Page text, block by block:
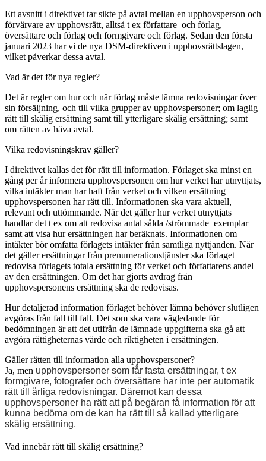
Ett avsnitt i direktivet tar sikte på avtal mellan en upphovsperson och
förvärvare av upphovsrätt, alltså t ex författare och förlag,
översättare och förlag och formgivare och förlag. Sedan den första
januari 2023 har vi de nya DSM-direktiven i upphovsrättslagen,
vilket påverkar dessa avtal.
Vad är det för nya regler?
Det är regler om hur och när förlag måste lämna redovisningar över
sin försäljning, och till vilka grupper av upphovspersoner; om laglig
rätt till skälig ersättning samt till ytterligare skälig ersättning; samt
om rätten av häva avtal.
Vilka redovisningskrav gäller?
I direktivet kallas det för rätt till information. Förlaget ska minst en
gång per år informera upphovspersonen om hur verket har utnyttjats,
vilka intäkter man har haft från verket och vilken ersättning
upphovspersonen har rätt till. Informationen ska vara aktuell,
relevant och uttömmande. När det gäller hur verket utnyttjats
handlar det t ex om att redovisa antal sålda /strömmade exemplar
samt att visa hur ersättningen har beräknats. Informationen om
intäkter bör omfatta förlagets intäkter från samtliga nyttjanden. När
det gäller ersättningar från prenumerationstjänster ska förlaget
redovisa förlagets totala ersättning för verket och författarens andel
av den ersättningen. Om det har gjorts avdrag från
upphovspersonens ersättning ska de redovisas.
Hur detaljerad information förlaget behöver lämna behöver slutligen
avgöras från fall till fall. Det som ska vara vägledande för
bedömningen är att det utifrån de lämnade uppgifterna ska gå att
avgöra rättigheternas värde och riktigheten i ersättningen.
Gäller rätten till information alla upphovspersoner?
Ja, men upphovspersoner som får fasta ersättningar, t ex
formgivare, fotografer och översättare har inte per automatik
rätt till årliga redovisningar. Däremot kan dessa
upphovspersoner ha rätt att på begäran få information för att
kunna bedöma om de kan ha rätt till så kallad ytterligare
skälig ersättning.
Vad innebär rätt till skälig ersättning?